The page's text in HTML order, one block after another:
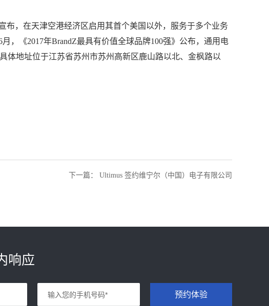
布，在天津空港经济区启用其首个美国以外，服务于多个业务
月，《2017年BrandZ最具有价值全球品牌100强》公布，通用电
体地址位于江苏省苏州市苏州高新区鹿山路以北、金枫路以
下一篇 ： Ultimus 签约维宁尔（中国）电子有限公司
响应
预约体验